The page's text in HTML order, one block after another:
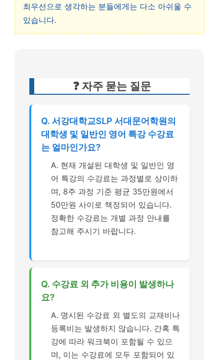
최우선으로 생각하는 분들에게는 다소 아쉬울 수
있습니다.
❓ 자주 묻는 질문
Q. 서강대학교SLP 서대문어학원의
대학생 및 일반인 영어 특강 수강료
는 얼마인가요?
A. 현재 개설된 대학생 및 일반인 영
어 특강의 수강료는 과정별로 상이하
며, 8주 과정 기준 평균 35만원에서
50만원 사이로 책정되어 있습니다.
정확한 수강료는 개별 과정 안내를
참고해 주시기 바랍니다.
Q. 수강료 외 추가 비용이 발생하나
요?
A. 명시된 수강료 외 별도의 교재비나
등록비는 발생하지 않습니다. 간혹 특
강에 따라 워크북이 포함될 수 있으
며, 이는 수강료에 모두 포함되어 있